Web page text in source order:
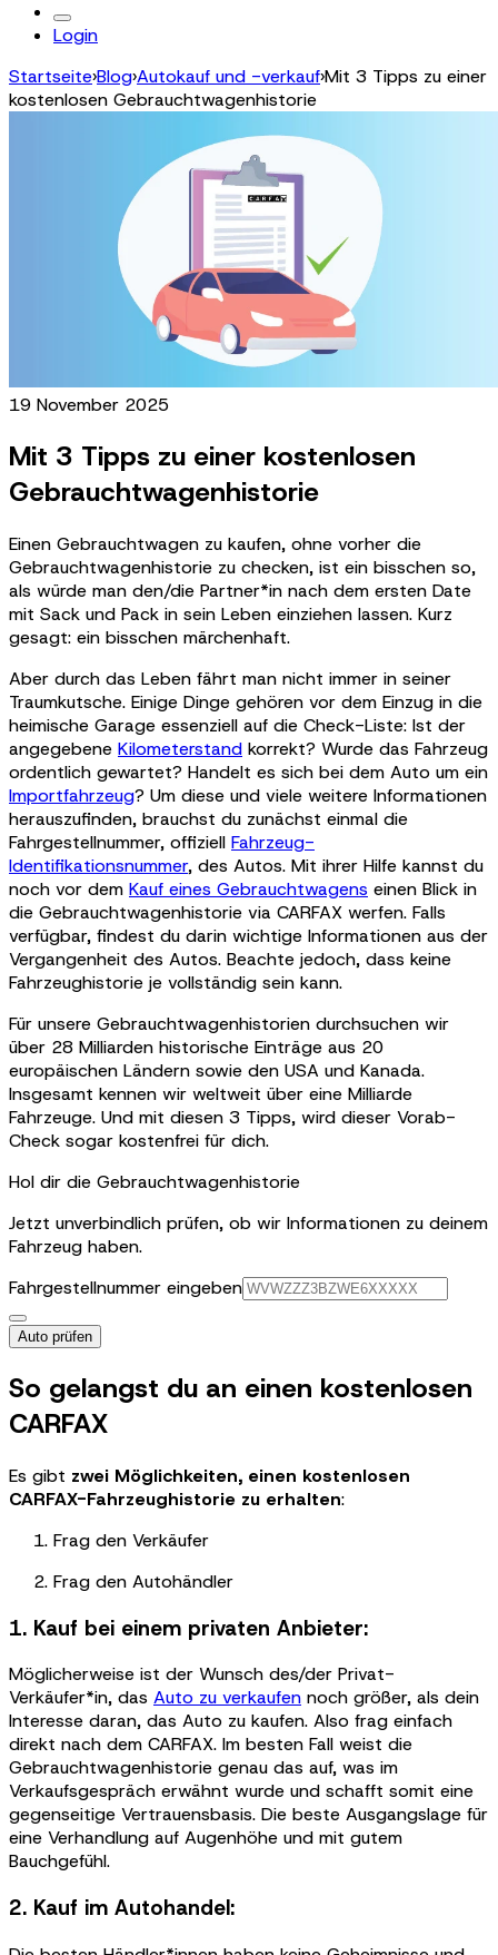
Login
Startseite›Blog›Autokauf und -verkauf›Mit 3 Tipps zu einer
kostenlosen Gebrauchtwagenhistorie
19 November 2025
Mit 3 Tipps zu einer kostenlosen
Gebrauchtwagenhistorie
Einen Gebrauchtwagen zu kaufen, ohne vorher die
Gebrauchtwagenhistorie zu checken, ist ein bisschen so,
als würde man den/die Partner*in nach dem ersten Date
mit Sack und Pack in sein Leben einziehen lassen. Kurz
gesagt: ein bisschen märchenhaft.
Aber durch das Leben fährt man nicht immer in seiner
Traumkutsche. Einige Dinge gehören vor dem Einzug in die
heimische Garage essenziell auf die Check-Liste: Ist der
angegebene Kilometerstand korrekt? Wurde das Fahrzeug
ordentlich gewartet? Handelt es sich bei dem Auto um ein
Importfahrzeug? Um diese und viele weitere Informationen
herauszufinden, brauchst du zunächst einmal die
Fahrgestellnummer, offiziell Fahrzeug-
Identifikationsnummer, des Autos. Mit ihrer Hilfe kannst du
noch vor dem Kauf eines Gebrauchtwagens einen Blick in
die Gebrauchtwagenhistorie via CARFAX werfen. Falls
verfügbar, findest du darin wichtige Informationen aus der
Vergangenheit des Autos. Beachte jedoch, dass keine
Fahrzeughistorie je vollständig sein kann.
Für unsere Gebrauchtwagenhistorien durchsuchen wir
über 28 Milliarden historische Einträge aus 20
europäischen Ländern sowie den USA und Kanada.
Insgesamt kennen wir weltweit über eine Milliarde
Fahrzeuge. Und mit diesen 3 Tipps, wird dieser Vorab-
Check sogar kostenfrei für dich.
Hol dir die Gebrauchtwagenhistorie
Jetzt unverbindlich prüfen, ob wir Informationen zu deinem
Fahrzeug haben.
Fahrgestellnummer eingeben
Auto prüfen
So gelangst du an einen kostenlosen
CARFAX
Es gibt zwei Möglichkeiten, einen kostenlosen
CARFAX-Fahrzeughistorie zu erhalten:
Frag den Verkäufer
Frag den Autohändler
1. Kauf bei einem privaten Anbieter:
Möglicherweise ist der Wunsch des/der Privat-
Verkäufer*in, das Auto zu verkaufen noch größer, als dein
Interesse daran, das Auto zu kaufen. Also frag einfach
direkt nach dem CARFAX. Im besten Fall weist die
Gebrauchtwagenhistorie genau das auf, was im
Verkaufsgespräch erwähnt wurde und schafft somit eine
gegenseitige Vertrauensbasis. Die beste Ausgangslage für
eine Verhandlung auf Augenhöhe und mit gutem
Bauchgefühl.
2. Kauf im Autohandel: